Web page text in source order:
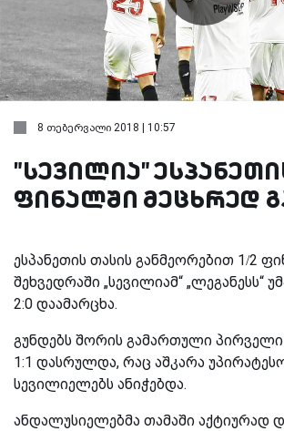
8 თებერვალი 2018 | 10:57
"სევილია"
ფინალში მეცხრედ
ესპანეთის თასის განმეორებით 1/2
შეხვედრაში „სევილიამ“ „ლეგანესს“
2:0 დაამარცხა.
გუნდებს შორის გამართული
1:1 დასრულდა, რაც აშკარა
სევილიელებს ანიჭებდა.
ანდალუსიელებმა თამაში აქტიურად